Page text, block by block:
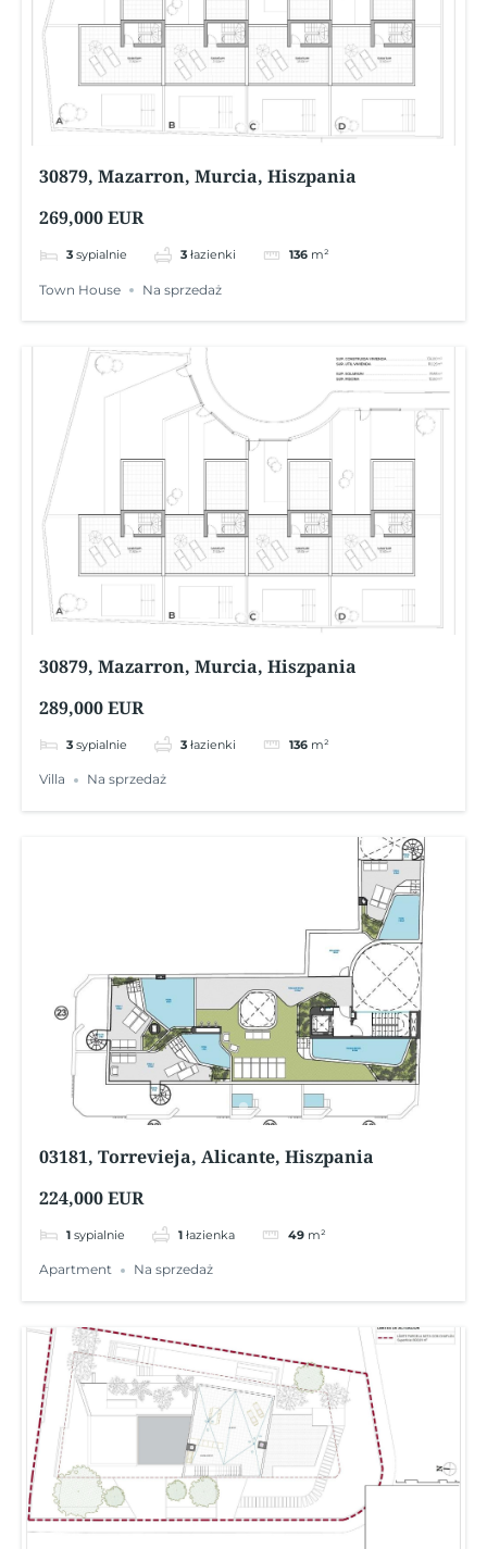
30879, Mazarron, Murcia, Hiszpania
269,000 EUR
3 sypialnie 3 łazienki 136 m²
Town House Na sprzedaż
30879, Mazarron, Murcia, Hiszpania
289,000 EUR
3 sypialnie 3 łazienki 136 m²
Villa Na sprzedaż
03181, Torrevieja, Alicante, Hiszpania
224,000 EUR
1 sypialnie 1 łazienka 49 m²
Apartment Na sprzedaż